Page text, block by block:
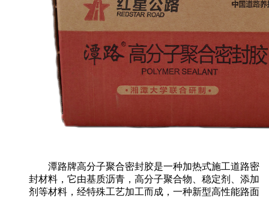
潭路牌高分子聚合密封胶是一种加热式施工道路密
封材料，它由基质沥青，高分子聚合物、稳定剂、添加
剂等材料，经特殊工艺加工而成，一种新型高性能路面